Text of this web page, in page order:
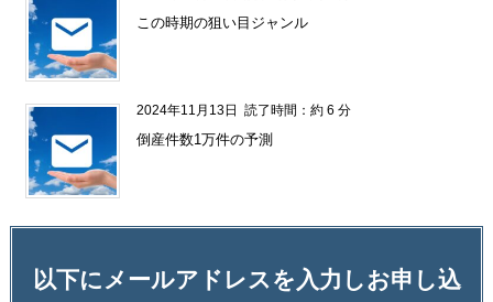
この時期の狙い目ジャンル
2024年11月13日読了時間：約 6 分
倒産件数1万件の予測
以下にメールアドレスを入力しお申し込